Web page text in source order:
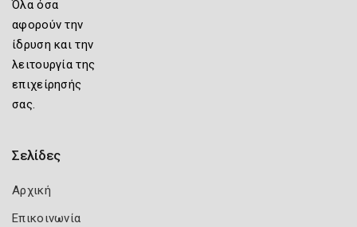
Όλα όσα
αφορούν την
ίδρυση και την
λειτουργία της
επιχείρησής
σας.
Σελίδες
Αρχική
Επικοινωνία